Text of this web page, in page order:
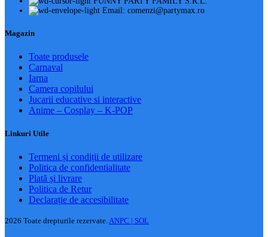
Email: comenzi@partymax.ro
Magazin
Toate produsele
Carnaval
Iarna
Camera copilului
Jucarii educative si interactive
Anime – Cosplay – K‑POP
Linkuri Utile
Termeni și condiții de utilizare
Politica de confidentialitate
Plată și livrare
Politica de Retur
Declarație de accesibilitate
2026 Toate drepturile rezervate.ANPC | SOL